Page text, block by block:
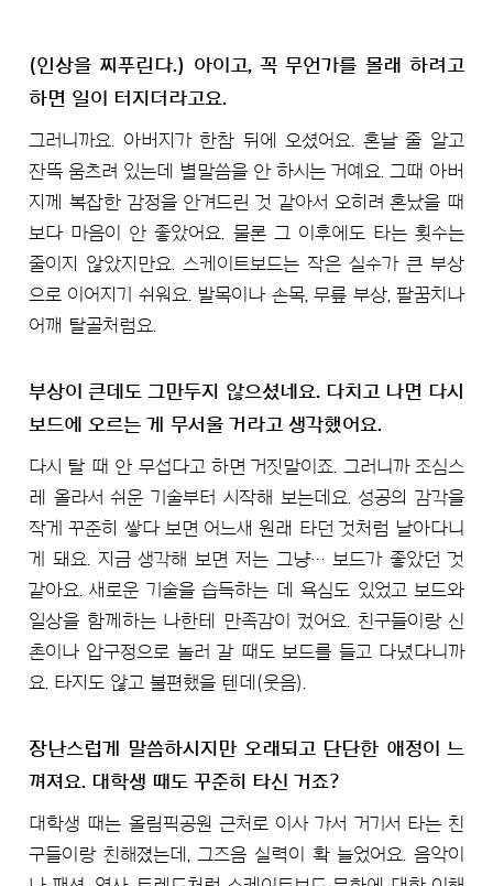
(인상을 찌푸린다.) 아이고, 꼭 무언가를 몰래 하려고
하면 일이 터지더라고요.
그러니까요. 아버지가 한참 뒤에 오셨어요. 혼날 줄 알고
잔뜩 움츠려 있는데 별말씀을 안 하시는 거예요. 그때 아버
지께 복잡한 감정을 안겨드린 것 같아서 오히려 혼났을 때
보다 마음이 안 좋았어요. 물론 그 이후에도 타는 횟수는
줄이지 않았지만요. 스케이트보드는 작은 실수가 큰 부상
으로 이어지기 쉬워요. 발목이나 손목, 무릎 부상, 팔꿈치나
어깨 탈골처럼요.
부상이 큰데도 그만두지 않으셨네요. 다치고 나면 다시
보드에 오르는 게 무서울 거라고 생각했어요.
다시 탈 때 안 무섭다고 하면 거짓말이죠. 그러니까 조심스
레 올라서 쉬운 기술부터 시작해 보는데요. 성공의 감각을
작게 꾸준히 쌓다 보면 어느새 원래 타던 것처럼 날아다니
게 돼요. 지금 생각해 보면 저는 그냥… 보드가 좋았던 것
같아요. 새로운 기술을 습득하는 데 욕심도 있었고 보드와
일상을 함께하는 나한테 만족감이 컸어요. 친구들이랑 신
촌이나 압구정으로 놀러 갈 때도 보드를 들고 다녔다니까
요. 타지도 않고 불편했을 텐데(웃음).
장난스럽게 말씀하시지만 오래되고 단단한 애정이 느
껴져요. 대학생 때도 꾸준히 타신 거죠?
대학생 때는 올림픽공원 근처로 이사 가서 거기서 타는 친
구들이랑 친해졌는데, 그즈음 실력이 확 늘었어요. 음악이